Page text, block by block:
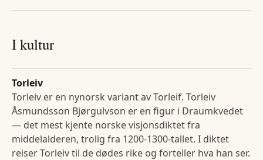
I kultur
Torleiv
Torleiv er en nynorsk variant av Torleif. Torleiv
Åsmundsson Bjørgulvson er en figur i Draumkvedet
— det mest kjente norske visjonsdiktet fra
middelalderen, trolig fra 1200-1300-tallet. I diktet
reiser Torleiv til de dødes rike og forteller hva han ser.